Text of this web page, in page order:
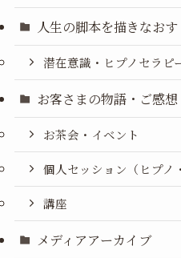
人生の脚本を描きなおす
潜在意識・ヒプノセラピ
お客さまの物語・ご感想
お茶会・イベント
個人セッション（ヒプノ
講座
メディアアーカイブ